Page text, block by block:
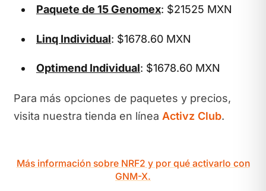
Paquete de 15 Genomex: $21525 MXN
Linq Individual: $1678.60 MXN
Optimend Individual: $1678.60 MXN
Para más opciones de paquetes y precios,
visita nuestra tienda en línea Activz Club.
Más información sobre NRF2 y por qué activarlo con
GNM-X.